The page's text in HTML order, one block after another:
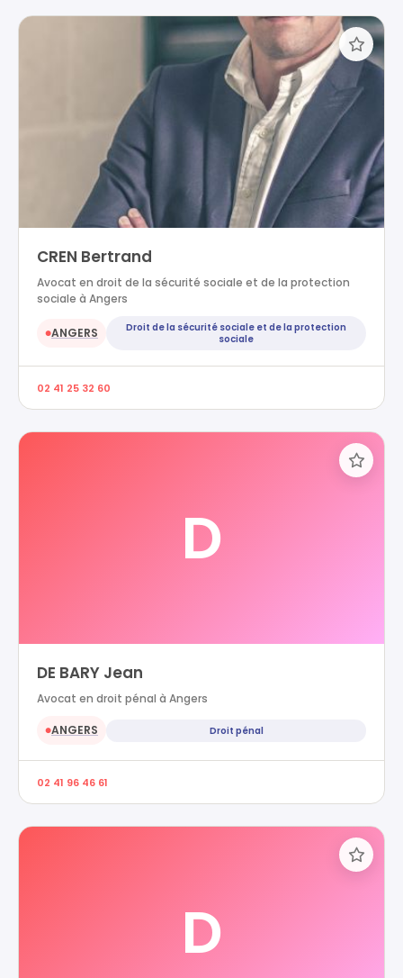
CREN Bertrand
Avocat en droit de la sécurité sociale et de la protection
sociale à Angers
●ANGERS
Droit de la sécurité sociale et de la protection
sociale
02 41 25 32 60
D
DE BARY Jean
Avocat en droit pénal à Angers
●ANGERS Droit pénal
02 41 96 46 61
D